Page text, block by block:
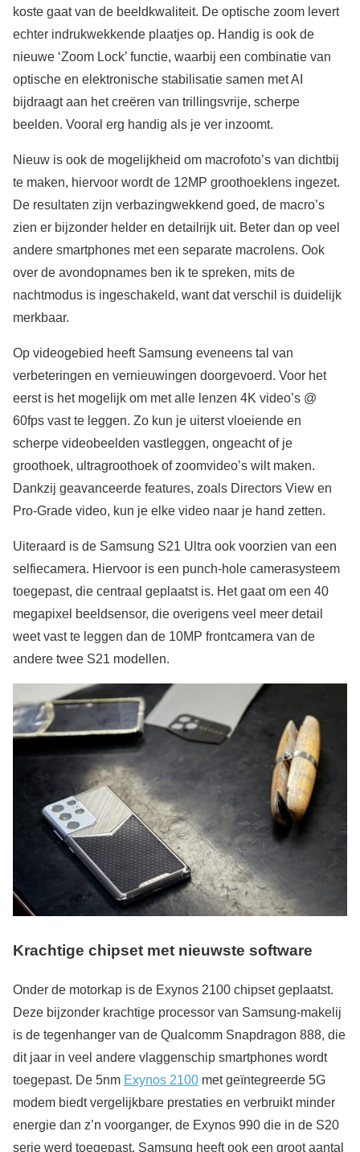
koste gaat van de beeldkwaliteit. De optische zoom levert
echter indrukwekkende plaatjes op. Handig is ook de
nieuwe ‘Zoom Lock’ functie, waarbij een combinatie van
optische en elektronische stabilisatie samen met AI
bijdraagt aan het creëren van trillingsvrije, scherpe
beelden. Vooral erg handig als je ver inzoomt.
Nieuw is ook de mogelijkheid om macrofoto’s van dichtbij
te maken, hiervoor wordt de 12MP groothoeklens ingezet.
De resultaten zijn verbazingwekkend goed, de macro’s
zien er bijzonder helder en detailrijk uit. Beter dan op veel
andere smartphones met een separate macrolens. Ook
over de avondopnames ben ik te spreken, mits de
nachtmodus is ingeschakeld, want dat verschil is duidelijk
merkbaar.
Op videogebied heeft Samsung eveneens tal van
verbeteringen en vernieuwingen doorgevoerd. Voor het
eerst is het mogelijk om met alle lenzen 4K video’s @
60fps vast te leggen. Zo kun je uiterst vloeiende en
scherpe videobeelden vastleggen, ongeacht of je
groothoek, ultragroothoek of zoomvideo’s wilt maken.
Dankzij geavanceerde features, zoals Directors View en
Pro-Grade video, kun je elke video naar je hand zetten.
Uiteraard is de Samsung S21 Ultra ook voorzien van een
selfiecamera. Hiervoor is een punch-hole camerasysteem
toegepast, die centraal geplaatst is. Het gaat om een 40
megapixel beeldsensor, die overigens veel meer detail
weet vast te leggen dan de 10MP frontcamera van de
andere twee S21 modellen.
Krachtige chipset met nieuwste software
Onder de motorkap is de Exynos 2100 chipset geplaatst.
Deze bijzonder krachtige processor van Samsung-makelij
is de tegenhanger van de Qualcomm Snapdragon 888, die
dit jaar in veel andere vlaggenschip smartphones wordt
toegepast. De 5nm Exynos 2100 met geïntegreerde 5G
modem biedt vergelijkbare prestaties en verbruikt minder
energie dan z’n voorganger, de Exynos 990 die in de S20
serie werd toegepast. Samsung heeft ook een groot aantal